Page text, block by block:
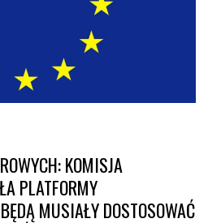
KOMISJA
PLATFORMY
MUSIAŁY DOSTOSOWAĆ